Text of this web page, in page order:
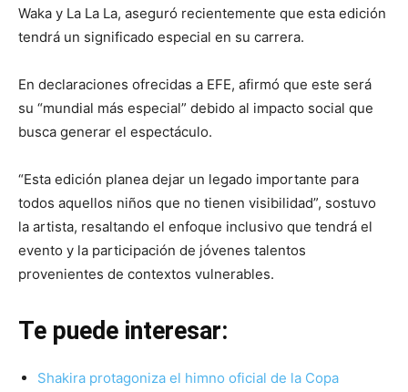
Waka y La La La, aseguró recientemente que esta edición
tendrá un significado especial en su carrera.
En declaraciones ofrecidas a EFE, afirmó que este será
su “mundial más especial” debido al impacto social que
busca generar el espectáculo.
“Esta edición planea dejar un legado importante para
todos aquellos niños que no tienen visibilidad”, sostuvo
la artista, resaltando el enfoque inclusivo que tendrá el
evento y la participación de jóvenes talentos
provenientes de contextos vulnerables.
Te puede interesar:
Shakira protagoniza el himno oficial de la Copa